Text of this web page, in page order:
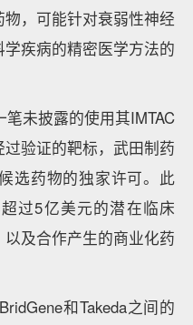
，可能针对衰弱性神经
疾病的精密医学方法的
未披露的使用其IMTAC
验证的靶标，武田制药
选药物的独家许可。此
过5亿美元的潜在临床
及合作产生的商业化药
和Takeda之间的